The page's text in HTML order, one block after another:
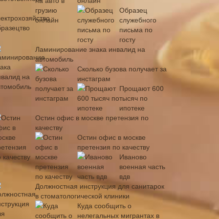
Образец
служебного
письма по
госту
Ламинирование знака инвалид на
автомобиль
Сколько бузова получает за
инстаграм
Прощают 600
тысяч по
ипотеке
Остин офис в москве претензия по
качеству
Остин офис в москве
претензия по качеству
Иваново
военная часть
вдв
Должностная инструкция для санитарок
в стоматологической клиники
Куда сообщить о
нелегальных мигрантах в